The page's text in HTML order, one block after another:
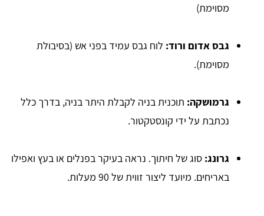
מסוימת)
גבס אדום ורוד: לוח גבס עמיד בפני אש (בסיבולת
מסוימת).
גרמושקה: תוכנית בניה לקבלת היתר בניה, בדרך כלל
נכתבת על ידי קונסטקטור.
גרונג: סוג של חיתוך. נראה בעיקר בפנלים או בעץ ואפילו
באריחים. מיועד ליצור זווית של 90 מעלות.